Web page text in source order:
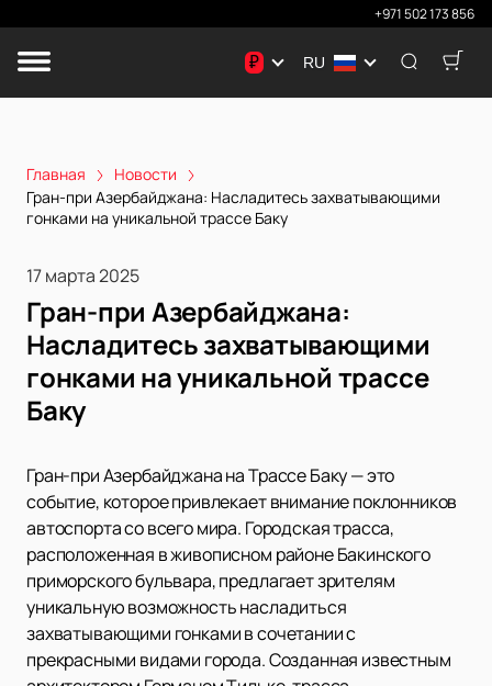
+971 502 173 856
₽ RU
Главная
Новости
Гран-при Азербайджана: Насладитесь захватывающими
гонками на уникальной трассе Баку
17 марта 2025
Гран-при Азербайджана:
Насладитесь захватывающими
гонками на уникальной трассе
Баку
Гран-при Азербайджана на Трассе Баку — это
событие, которое привлекает внимание поклонников
автоспорта со всего мира. Городская трасса,
расположенная в живописном районе Бакинского
приморского бульвара, предлагает зрителям
уникальную возможность насладиться
захватывающими гонками в сочетании с
прекрасными видами города. Созданная известным